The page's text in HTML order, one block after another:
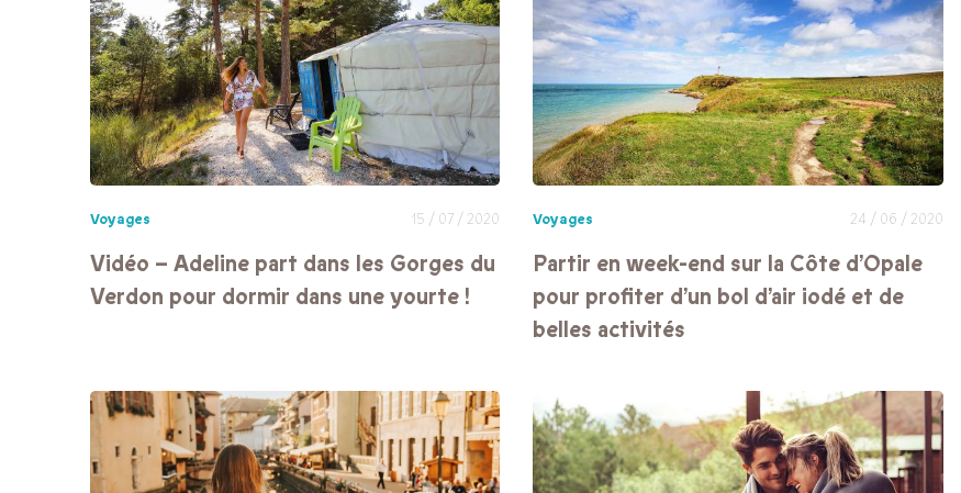
Voyages 15 / 07 / 2020
Vidéo – Adeline part dans les Gorges du
Verdon pour dormir dans une yourte !
Voyages 24 / 06 / 2020
Partir en week-end sur la Côte d’Opale
pour profiter d’un bol d’air iodé et de
belles activités